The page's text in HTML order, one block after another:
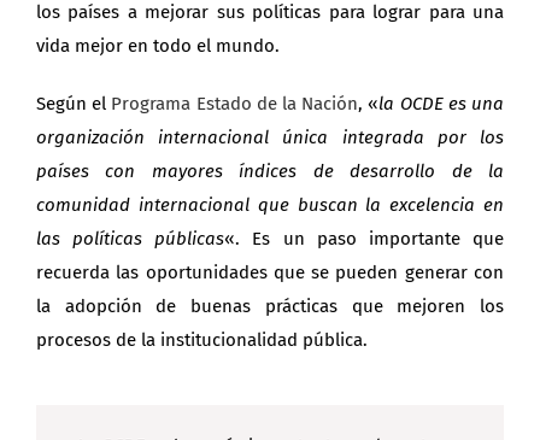
los países a mejorar sus políticas para lograr para una
vida mejor en todo el mundo.
Según el Programa Estado de la Nación, «la OCDE es una
organización internacional única integrada por los
países con mayores índices de desarrollo de la
comunidad internacional que buscan la excelencia en
las políticas públicas«. Es un paso importante que
recuerda las oportunidades que se pueden generar con
la adopción de buenas prácticas que mejoren los
procesos de la institucionalidad pública.